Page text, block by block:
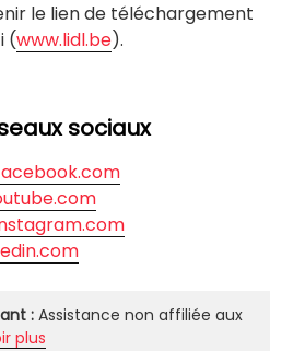
le lien de téléchargement
(www.lidl.be).
sociaux
: Assistance non affiliée aux
plus